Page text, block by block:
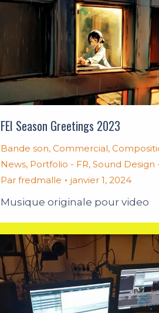
FEI Season Greetings 2023
Bande son, Commercial,
News, Portfolio - FR, Sound Design
Par fredmalle janvier 1, 2024
Musique originale pour video